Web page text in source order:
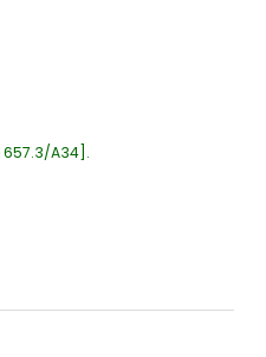
657.3/A34 .